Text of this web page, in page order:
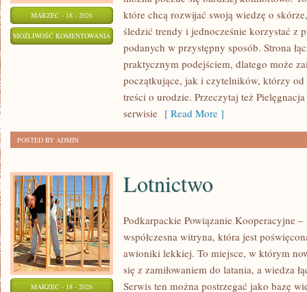
MARZEC - 18 - 2026
MOŻLIWOŚĆ KOMENTOWANIA TRENDY
URODOWE
które chcą rozwijać swoją wiedzę o
śledzić trendy i jednocześnie korzystać z
podanych w przystępny sposób. Strona
praktycznym podejściem, dlatego może
początkujące, jak i czytelników, którzy
treści o urodzie. Przeczytaj też
serwisie [ Read More ]
POSTED BY ADMIN
MARZEC - 18 - 2026
Lotnictwo
Podkarpackie Powiązanie Kooperacyjne
współczesna witryna, która jest
awioniki lekkiej. To miejsce, w którym
się z zamiłowaniem do latania, a wiedza
Serwis ten można postrzegać jako bazę